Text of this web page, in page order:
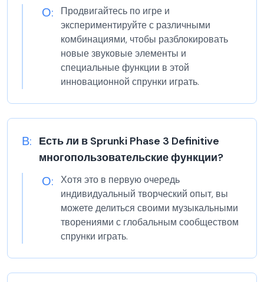
О:
Продвигайтесь по игре и
экспериментируйте с различными
комбинациями, чтобы разблокировать
новые звуковые элементы и
специальные функции в этой
инновационной спрунки играть.
В: Есть ли в Sprunki Phase 3 Definitive
многопользовательские функции?
О:
Хотя это в первую очередь
индивидуальный творческий опыт, вы
можете делиться своими музыкальными
творениями с глобальным сообществом
спрунки играть.